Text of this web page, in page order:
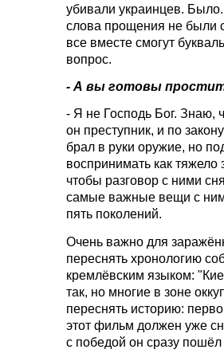
убивали украинцев.
слова прощения не были
все вместе смогут
вопрос.
- А вы готовы
- Я не Господь Бог. Знаю,
он преступник, и по
брал в руки оружие, но
воспринимать как
чтобы разговор с ними
самые важные вещи с
пять поколений.
Очень важно для
переснять хронологию
кремлёвским языком:
так, но многие в зоне
переснять историю:
этот фильм должен уже
с победой он сразу пошёл